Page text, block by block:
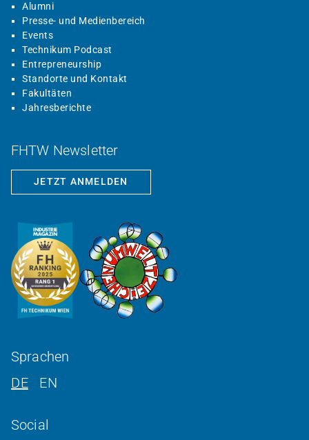
Alumni
Presse- und Medienbereich
Events
Technikum Podcast
Entrepreneurship
Standorte und Kontakt
Fakultäten
Jahresberichte
FHTW Newsletter
JETZT ANMELDEN
Sprachen
DE
EN
Social